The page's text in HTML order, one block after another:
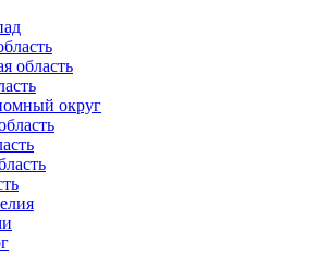
область
округ